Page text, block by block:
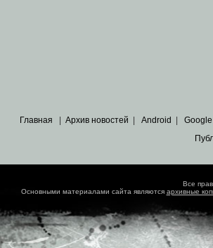
Главная Архив новостей Android Google
Все
Основными материалами сайта являются архивные